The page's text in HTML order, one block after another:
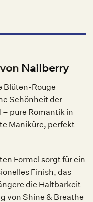
Nailberry
Blüten-Rouge
Schönheit der
pure Romantik in
Maniküre, perfekt
Formel sorgt für ein
Finish, das
die Haltbarkeit
von Shine & Breathe